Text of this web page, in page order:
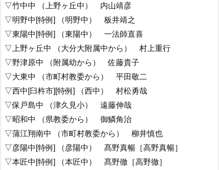
▽竹中中 （上野ヶ丘中） 内山靖彦
▽明野中[特例] （明野中） 板井靖之
▽東陽中[特例] （東陽中） 一法師直喜
▽上野ヶ丘中 （大分大附属中から） 村上重行
▽野津原中 （附属幼から） 佐藤貴子
▽大東中 （市町村教委から） 平田敬二
▽西中[臼杵市][特例] （西中） 村松勇哉
▽保戸島中 （津久見小） 遠藤伸哉
▽昭和中 （県教委から） 御鱗角治
▽蒲江翔南中 （市町村教委から） 柳井慎也
▽彦陽中[特例] （彦陽中） 髙野真暢［高野真暢］
▽本匠中[特例] （本匠中） 髙野徹［高野徹］